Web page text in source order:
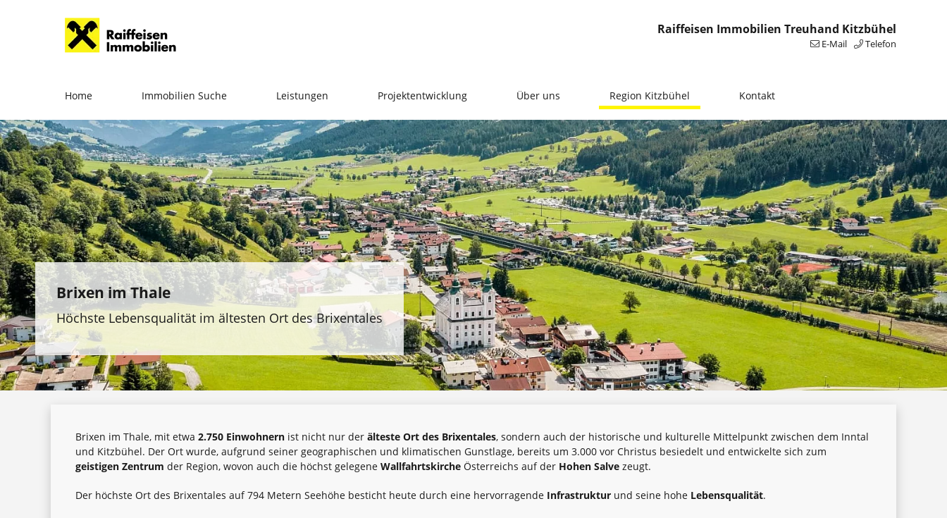
Raiffeisen Immobilien Treuhand Kitzbühel
E-Mail Telefon
Home Immobilien Suche Leistungen Projektentwicklung Über uns Region Kitzbühel Kontakt
Brixen im Thale
Höchste Lebensqualität im ältesten Ort des Brixentales
Brixen im Thale, mit etwa 2.750 Einwohnern ist nicht nur der älteste Ort des Brixentales, sondern auch der historische und kulturelle Mittelpunkt zwischen dem Inntal
und Kitzbühel. Der Ort wurde, aufgrund seiner geographischen und klimatischen Gunstlage, bereits um 3.000 vor Christus besiedelt und entwickelte sich zum
geistigen Zentrum der Region, wovon auch die höchst gelegene Wallfahrtskirche Österreichs auf der Hohen Salve zeugt.
Der höchste Ort des Brixentales auf 794 Metern Seehöhe besticht heute durch eine hervorragende Infrastruktur und seine hohe Lebensqualität.